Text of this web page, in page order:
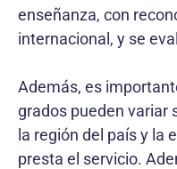
enseñanza, con
internacional, y se
Además, es
grados pueden variar
la región del país y la
presta el servicio.